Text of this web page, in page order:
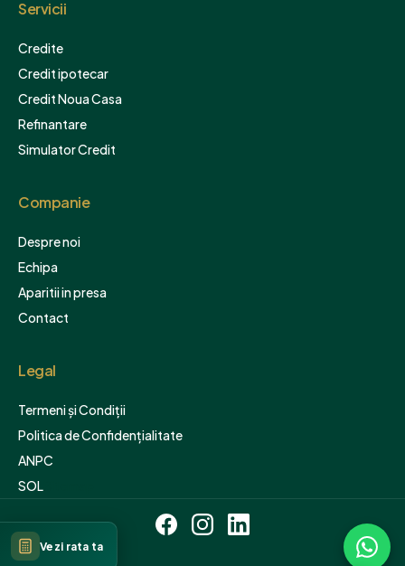
Servicii
Credite
Credit ipotecar
Credit Noua Casa
Refinantare
Simulator Credit
Companie
Despre noi
Echipa
Aparitii in presa
Contact
Legal
Termeni și Condiții
Politica de Confidențialitate
ANPC
SOL
Vezi rata ta